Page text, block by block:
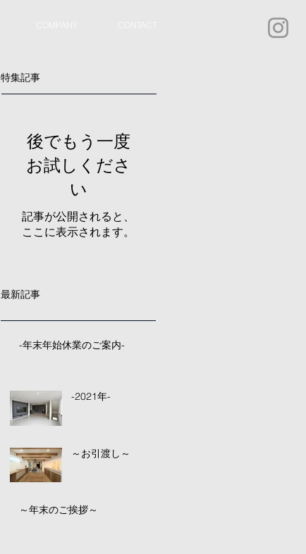
特集記事
後でもう一度
お試しくださ
い
記事が公開されると、
ここに表示されます。
最新記事
-年末年始休業のご案内-
-2021年-
～お引渡し～
～年末のご挨拶～